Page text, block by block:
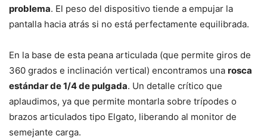
problema. El peso del dispositivo tiende a empujar la
pantalla hacia atrás si no está perfectamente equilibrada.
En la base de esta peana articulada (que permite giros de
360 grados e inclinación vertical) encontramos una rosca
estándar de 1/4 de pulgada. Un detalle crítico que
aplaudimos, ya que permite montarla sobre trípodes o
brazos articulados tipo Elgato, liberando al monitor de
semejante carga.